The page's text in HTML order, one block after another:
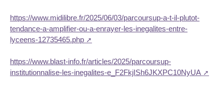
https://www.midilibre.fr/2025/06/03/parcoursup-a-t-il-plutot-
tendance-a-amplifier-ou-a-enrayer-les-inegalites-entre-
lyceens-12735465.php
https://www.blast-info.fr/articles/2025/parcoursup-
institutionnalise-les-inegalites-e_F2FkjISh6JKXPC10NyUA